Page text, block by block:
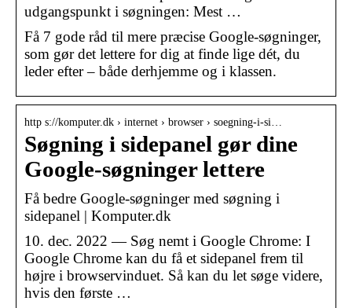
udgangspunkt i søgningen: Mest …
Få 7 gode råd til mere præcise Google-søgninger,
som gør det lettere for dig at finde lige dét, du
leder efter – både derhjemme og i klassen.
http s://komputer.dk › internet › browser › soegning-i-si…
Søgning i sidepanel gør dine
Google-søgninger lettere
Få bedre Google-søgninger med søgning i
sidepanel | Komputer.dk
10. dec. 2022 — Søg nemt i Google Chrome: I
Google Chrome kan du få et sidepanel frem til
højre i browservinduet. Så kan du let søge videre,
hvis den første …